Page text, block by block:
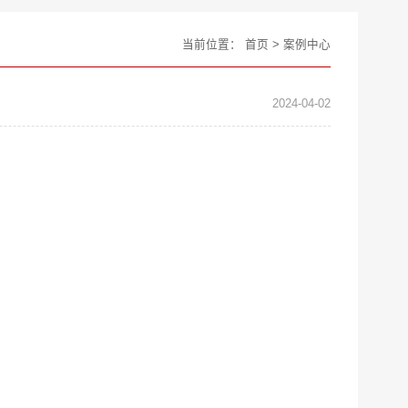
当前位置：首页 >案例中心
2024-04-02